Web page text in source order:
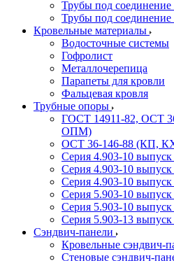
Трубы под соединение
Трубы под соединение
Кровельные материалы
Водосточные системы
Гофролист
Металлочерепица
Парапеты для кровли
Фальцевая кровля
Трубные опоры
ГОСТ 14911-82, ОСТ
ОПМ)
ОСТ 36-146-88 (КП,
Серия 4.903-10
Серия 4.903-10
Серия 4.903-10
Серия 5.903-10
Серия 5.903-10
Серия 5.903-13
Сэндвич-панели
Кровельные сэндвич-
Стеновые сэндвич-